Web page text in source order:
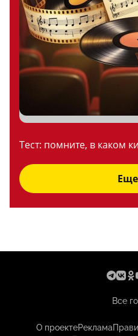
Тест: помните, в каком
Еще
Все
О проектеРеклама